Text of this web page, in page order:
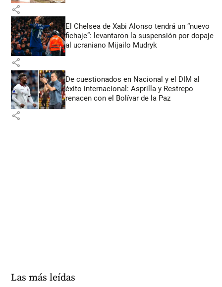
share
El Chelsea de Xabi Alonso tendrá un “nuevo
fichaje”: levantaron la suspensión por dopaje
al ucraniano Mijailo Mudryk
share
De cuestionados en Nacional y el DIM al
éxito internacional: Asprilla y Restrepo
renacen con el Bolívar de la Paz
share
Las más leídas